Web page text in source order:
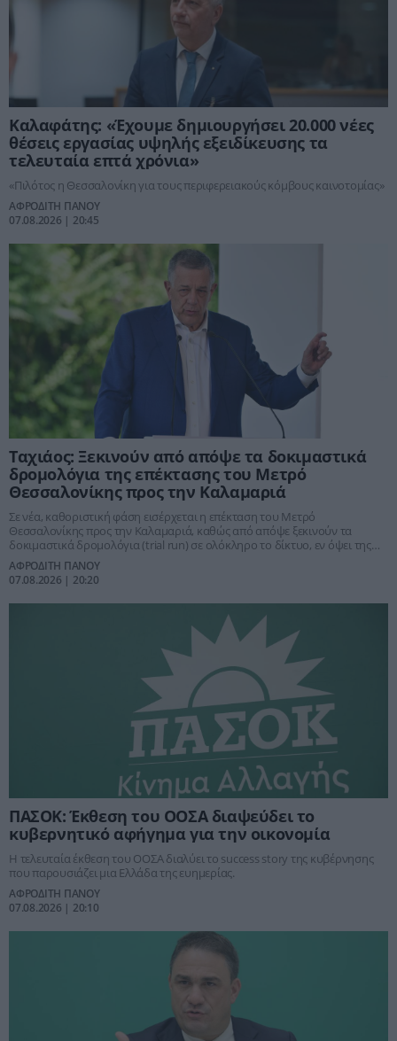
Καλαφάτης: «Έχουμε δημιουργήσει 20.000 νέες
θέσεις εργασίας υψηλής εξειδίκευσης τα
τελευταία επτά χρόνια»
«Πιλότος η Θεσσαλονίκη για τους περιφερειακούς κόμβους καινοτομίας»
ΑΦΡΟΔΙΤΗ ΠΑΝΟΥ
07.08.2026 | 20:45
Ταχιάος: Ξεκινούν από απόψε τα δοκιμαστικά
δρομολόγια της επέκτασης του Μετρό
Θεσσαλονίκης προς την Καλαμαριά
Σε νέα, καθοριστική φάση εισέρχεται η επέκταση του Μετρό
Θεσσαλονίκης προς την Καλαμαριά, καθώς από απόψε ξεκινούν τα
δοκιμαστικά δρομολόγια (trial run) σε ολόκληρο το δίκτυο, εν όψει της
παράδοσής της σε εμπορική λειτουργία.
ΑΦΡΟΔΙΤΗ ΠΑΝΟΥ
07.08.2026 | 20:20
ΠΑΣΟΚ: Έκθεση του ΟΟΣΑ διαψεύδει το
κυβερνητικό αφήγημα για την οικονομία
Η τελευταία έκθεση του ΟΟΣΑ διαλύει το success story της κυβέρνησης
που παρουσιάζει μια Ελλάδα της ευημερίας.
ΑΦΡΟΔΙΤΗ ΠΑΝΟΥ
07.08.2026 | 20:10